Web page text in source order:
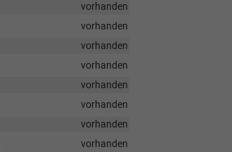
vorhanden
vorhanden
vorhanden
vorhanden
vorhanden
vorhanden
vorhanden
vorhanden